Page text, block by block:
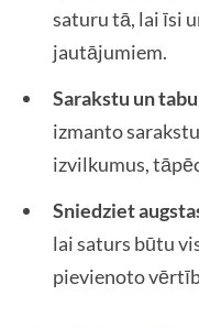
saturu tā, lai īsi
jautājumiem.
Sarakstu un
izmanto
izvilkumus,
Sniedziet
lai saturs būtu
pievienoto